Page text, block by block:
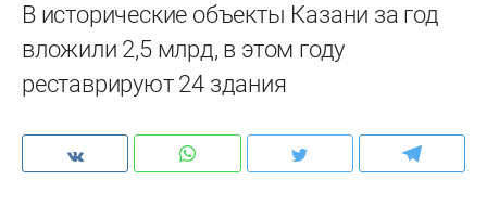
В исторические объекты Казани за год
вложили 2,5 млрд, в этом году
реставрируют 24 здания